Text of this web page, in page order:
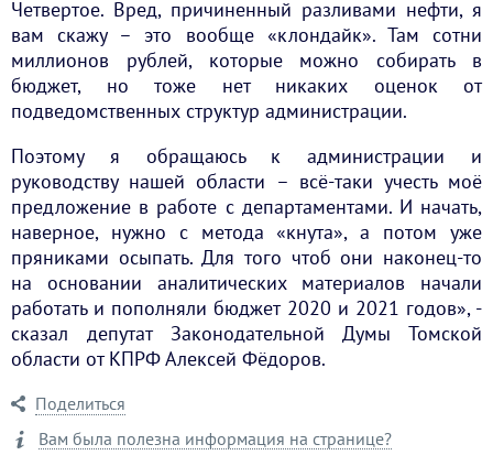
Четвертое. Вред, причиненный разливами нефти, я
вам скажу – это вообще «клондайк». Там сотни
миллионов рублей, которые можно собирать в
бюджет, но тоже нет никаких оценок от
подведомственных структур администрации.
Поэтому я обращаюсь к администрации и
руководству нашей области – всё-таки учесть моё
предложение в работе с департаментами. И начать,
наверное, нужно с метода «кнута», а потом уже
пряниками осыпать. Для того чтоб они наконец-то
на основании аналитических материалов начали
работать и пополняли бюджет 2020 и 2021 годов», -
сказал депутат Законодательной Думы Томской
области от КПРФ Алексей Фёдоров.
Поделиться
Вам была полезна информация на странице?